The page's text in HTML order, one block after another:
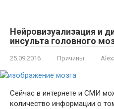
Нейровизуализация и
инсульта головного
25.09.2016 Причины
Сейчас в интернете и СМИ
количество информации о